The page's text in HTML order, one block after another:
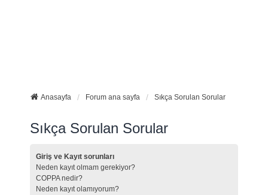
Anasayfa Forum ana sayfa Sıkça Sorulan Sorular
Sıkça Sorulan Sorular
Giriş ve Kayıt sorunları
Neden kayıt olmam gerekiyor?
COPPA nedir?
Neden kayıt olamıyorum?